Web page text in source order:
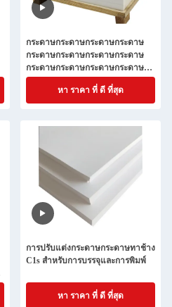
กระดาษกระดาษกระดาษกระดาษ
กระดาษกระดาษกระดาษกระดาษ
กระดาษกระดาษกระดาษกระดาษ
กระดาษกระดาษกระดาษกระดาษ
กระดาษกระดาษกระดาษกระดาษ
กระดาษกระดาษกระดาษกระดาษ
กระดาษกระดาษกระดาษกระดาษ
กระดาษกระดาษกระดาษกระดาษ
หา ราคา ที่ ดี ที่สุด
การปรับแต่งกระดาษกระดาษทาช้าง
C1s สําหรับการบรรจุและการพิมพ์
หา ราคา ที่ ดี ที่สุด